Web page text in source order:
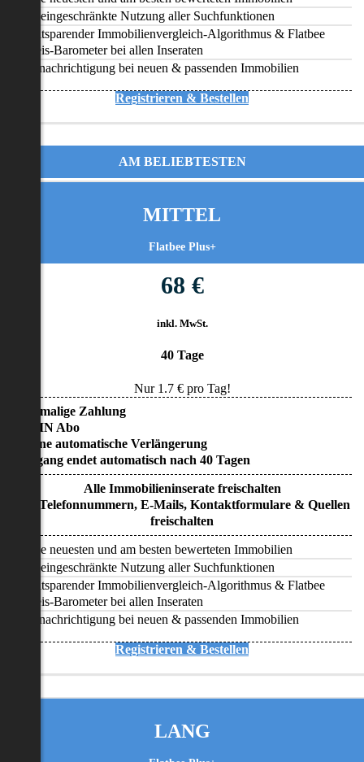
Uneingeschränkte Nutzung aller Suchfunktionen
Zeitsparender Immobilienvergleich-Algorithmus & Flatbee
Preis-Barometer bei allen Inseraten
Benachrichtigung bei neuen & passenden Immobilien
Registrieren & Bestellen
AM BELIEBTESTEN
MITTEL
Flatbee Plus+
68 €
inkl. MwSt.
40 Tage
Nur 1.7€ pro Tag!
• Einmalige Zahlung
• KEIN Abo
• Keine automatische Verlängerung
• Zugang endet automatisch nach 40 Tagen
Alle Immobilieninserate freischalten
Alle Telefonnummern, E-Mails, Kontaktformulare & Quellen
freischalten
Alle neuesten und am besten bewerteten Immobilien
Uneingeschränkte Nutzung aller Suchfunktionen
Zeitsparender Immobilienvergleich-Algorithmus & Flatbee
Preis-Barometer bei allen Inseraten
Benachrichtigung bei neuen & passenden Immobilien
Registrieren & Bestellen
LANG